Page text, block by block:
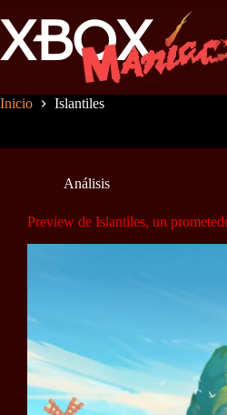
al
contenido
Inicio Islantiles
Análisis
Preview de Islantiles, un